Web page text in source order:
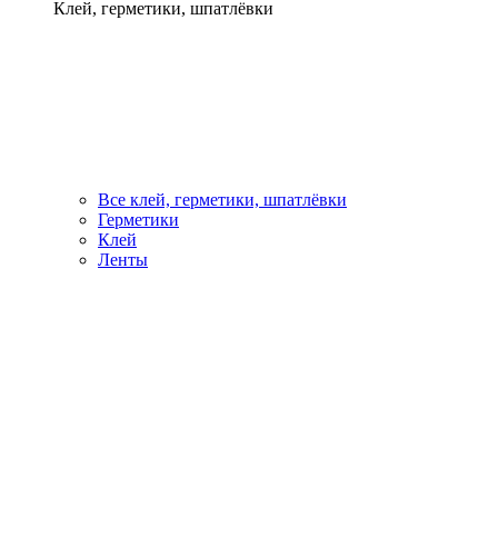
Клей, герметики, шпатлёвки
Все клей, герметики, шпатлёвки
Герметики
Клей
Ленты